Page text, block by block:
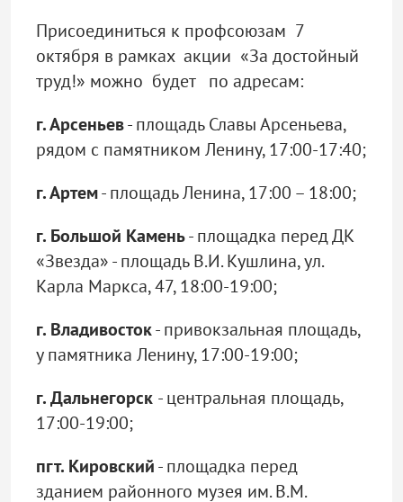
Присоединиться к профсоюзам 7
октября в рамках акции «За достойный
труд!» можно будет по адресам:
г. Арсеньев- площадь Славы Арсеньева,
рядом с памятником Ленину, 17:00-17:40;
г. Артем- площадь Ленина, 17:00 – 18:00;
г. Большой Камень- площадка перед ДК
«Звезда» - площадь В.И. Кушлина, ул.
Карла Маркса, 47, 18:00-19:00;
г. Владивосток- привокзальная площадь,
у памятника Ленину, 17:00-19:00;
г. Дальнегорск - центральная площадь,
17:00-19:00;
пгт. Кировский- площадка перед
зданием районного музея им. В.М.